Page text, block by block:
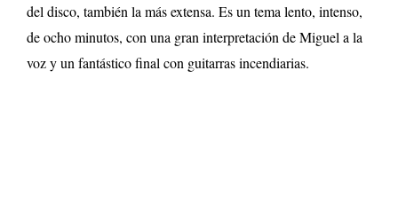
del disco, también la más extensa. Es un tema lento, intenso,
de ocho minutos, con una gran interpretación de Miguel a la
voz y un fantástico final con guitarras incendiarias.